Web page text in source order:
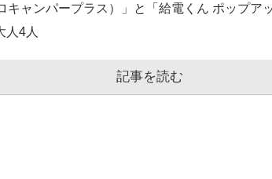
キャンパープラス）」と「給電くん ポップア
人4人
記事を読む